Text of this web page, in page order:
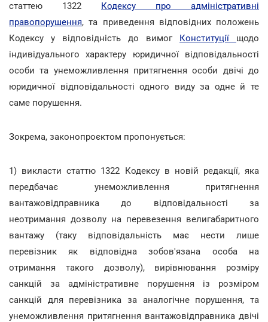
статтею 1322 Кодексу про адміністративні
правопорушення, та приведення відповідних положень
Кодексу у відповідність до вимог Конституції щодо
індивідуального характеру юридичної відповідальності
особи та унеможливлення притягнення особи двічі до
юридичної відповідальності одного виду за одне й те
саме порушення.
Зокрема, законопроєктом пропонується:
1) викласти статтю 1322 Кодексу в новій редакції, яка
передбачає унеможливлення притягнення
вантажовідправника до відповідальності за
неотримання дозволу на перевезення велигабаритного
вантажу (таку відповідальність має нести лише
перевізник як відповідна зобов'язана особа на
отримання такого дозволу), вирівнювання розміру
санкцій за адміністративне порушення із розміром
санкцій для перевізника за аналогічне порушення, та
унеможливлення притягнення вантажовідправника двічі